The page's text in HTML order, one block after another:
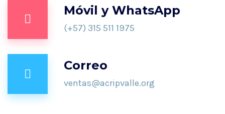
Móvil y WhatsApp
(+57) 315 511 1975
Correo
ventas@acripvalle.org